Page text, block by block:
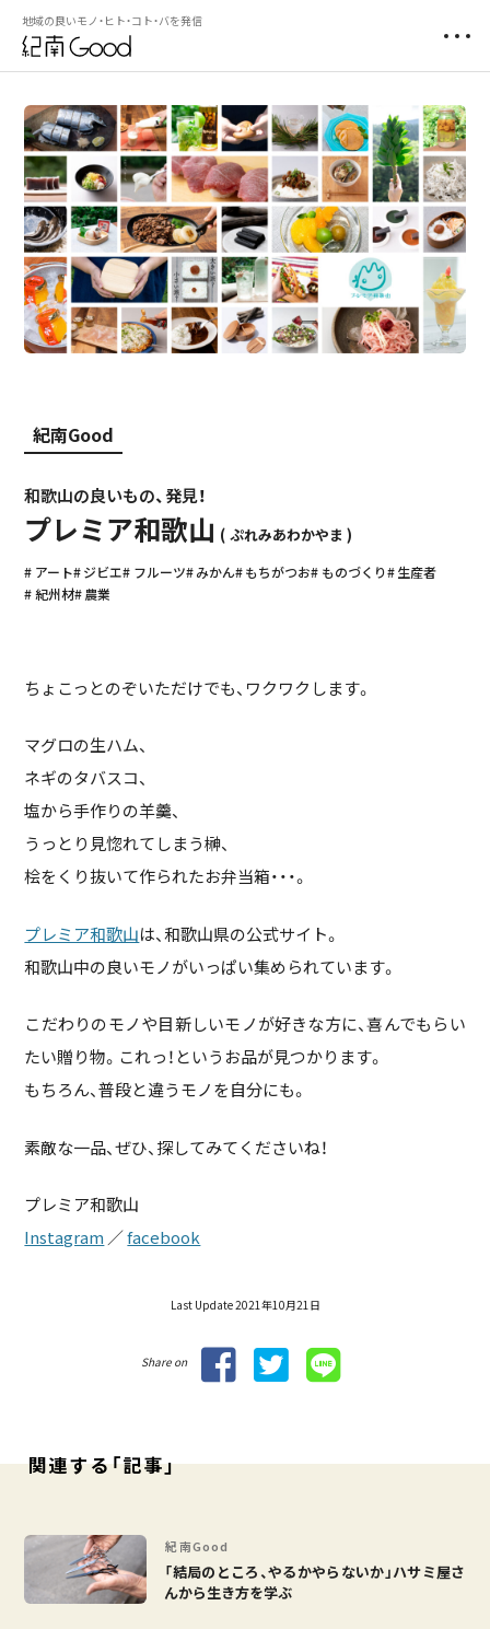
地域の良いモノ・ヒト・コト・バを発信
紀南Good
和歌山の良いもの、発見！
プレミア和歌山 ぷれみあわかやま
アート ジビエ フルーツ みかん もちがつお ものづくり
生産者
紀州材
農業
ちょこっとのぞいただけでも、ワクワクします。
マグロの生ハム、
ネギのタバスコ、
塩から手作りの羊羹、
うっとり見惚れてしまう榊、
桧をくり抜いて作られたお弁当箱・・・。
プレミア和歌山は、和歌山県の公式サイト。
和歌山中の良いモノがいっぱい集められています。
こだわりのモノや目新しいモノが好きな方に、喜んでもらい
たい贈り物。これっ！というお品が見つかります。
もちろん、普段と違うモノを自分にも。
素敵な一品、ぜひ、探してみてくださいね！
プレミア和歌山
Instagram ／facebook
Last Update 2021年10月21日
Share on
関連する「記事」
紀南Good
「結局のところ、やるかやらないか」ハサミ屋さ
んから生き方を学ぶ